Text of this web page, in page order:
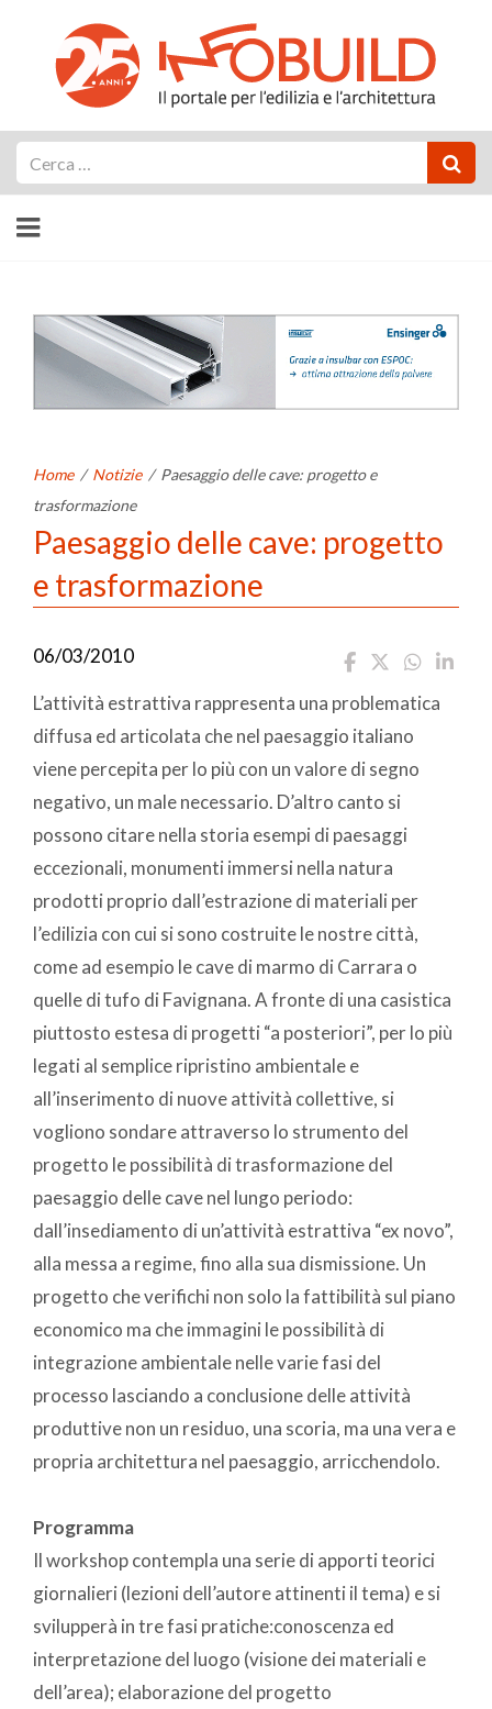
Home / Notizie / Paesaggio delle cave: progetto e
trasformazione
Paesaggio delle cave: progetto
e trasformazione
06/03/2010
L’attività estrattiva rappresenta una problematica
diffusa ed articolata che nel paesaggio italiano
viene percepita per lo più con un valore di segno
negativo, un male necessario. D’altro canto si
possono citare nella storia esempi di paesaggi
eccezionali, monumenti immersi nella natura
prodotti proprio dall’estrazione di materiali per
l’edilizia con cui si sono costruite le nostre città,
come ad esempio le cave di marmo di Carrara o
quelle di tufo di Favignana. A fronte di una casistica
piuttosto estesa di progetti “a posteriori”, per lo più
legati al semplice ripristino ambientale e
all’inserimento di nuove attività collettive, si
vogliono sondare attraverso lo strumento del
progetto le possibilità di trasformazione del
paesaggio delle cave nel lungo periodo:
dall’insediamento di un’attività estrattiva “ex novo”,
alla messa a regime, fino alla sua dismissione. Un
progetto che verifichi non solo la fattibilità sul piano
economico ma che immagini le possibilità di
integrazione ambientale nelle varie fasi del
processo lasciando a conclusione delle attività
produttive non un residuo, una scoria, ma una vera e
propria architettura nel paesaggio, arricchendolo.
Programma
Il workshop contempla una serie di apporti teorici
giornalieri (lezioni dell’autore attinenti il tema) e si
svilupperà in tre fasi pratiche:conoscenza ed
interpretazione del luogo (visione dei materiali e
dell’area); elaborazione del progetto